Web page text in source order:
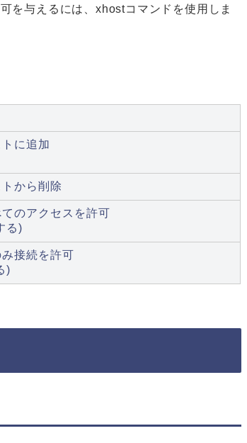
を与えるには、xhostコマンドを使用しま
に追加
から削除
のアクセスを許可
る)
接続を許可
)